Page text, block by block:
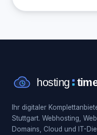
Ihr digitaler
Stuttgart. Webhosting,
Domains, Cloud und IT-